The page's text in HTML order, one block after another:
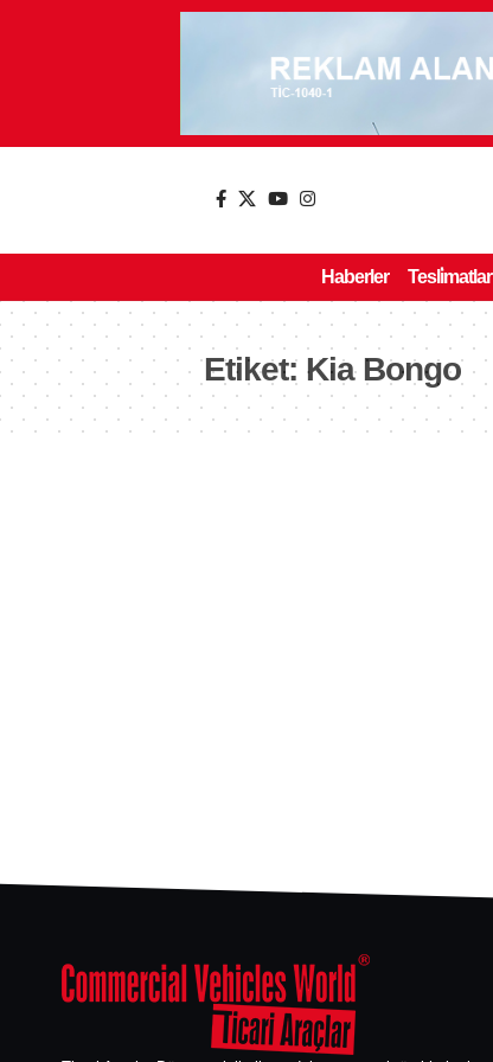
Haberler Tesli̇matlar
Etiket: Kia Bongo